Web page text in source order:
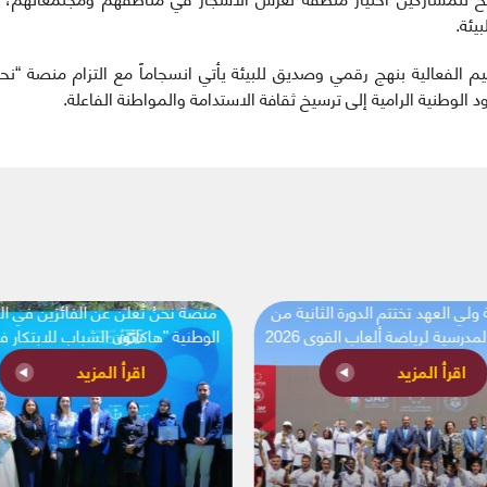
بنهج رقمي وصديق للبيئة يأتي انسجاماً مع التزام منصة
الوطنية الرامية إلى ترسيخ ثقافة الاستدامة والمواطنة الفاعلة.
العهد تختتم الدورة الثانية من
لرياضة ألعاب القوى 2026
اقرأ المزيد
منصة نحنُ تُعلن عن الفائزين في
الوطنية "هاكاثون الشباب
استهلاك المياه وإدارة النفايات 2026"
اقرأ المزيد